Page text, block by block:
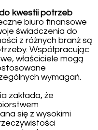
kwestii potrzeb
biuro finansowe
świadczenia do
z różnych branż są
Współpracując
właściciele mogą
wymagań.
zakłada, że
się z wysokimi